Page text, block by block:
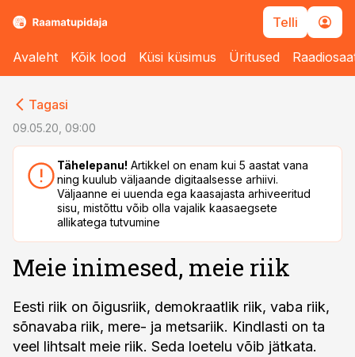
Telli
Avaleht Kõik lood Küsi küsimus Üritused
Tagasi
09.05.20, 09:00
Tähelepanu! Artikkel on enam kui 5 aastat vana
ning kuulub väljaande digitaalsesse arhiivi.
Väljaanne ei uuenda ega kaasajasta arhiveeritud
sisu, mistõttu võib olla vajalik kaasaegsete
allikatega tutvumine
Meie inimesed, meie riik
Eesti riik on õigusriik, demokraatlik riik, vaba riik,
sõnavaba riik, mere- ja metsariik. Kindlasti on ta
veel lihtsalt meie riik. Seda loetelu võib jätkata.